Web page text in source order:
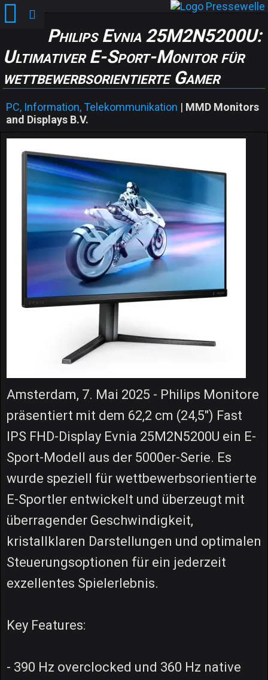
Philips Evnia 25M2N5200U:
Ultimativer E-Sport-Monitor für
wettbewerbsorientierte Gamer
PC, Information, Telekommunikation | MMD Monitors
and Displays B.V.
Amsterdam, 7. Mai 2025 - Philips Monitore
präsentiert mit dem 62,2 cm (24,5") Fast
IPS FHD-Display Evnia 25M2N5200U ein E-
Sport-Modell aus der 5000er-Serie. Es
wurde speziell für wettbewerbsorientierte
E-Sportler entwickelt und überzeugt mit
überragender Geschwindigkeit,
kristallklaren Darstellungen und optimalen
Steuerungsoptionen für ein jederzeit
exzellentes Spielerlebnis.
Key Features:
- 390 Hz overclocked und 360 Hz native